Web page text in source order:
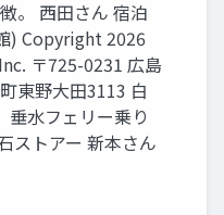
。 ⻄⽥さん 宿泊
) Copyright 2026
〒725-0231 広島
東野⼤⽥3113 ⽩
垂⽔フェリー乗り
ストアー 新本さん